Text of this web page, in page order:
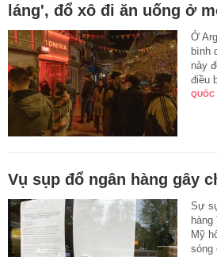
láng', đổ xô đi ăn uống ở
Ở
bình
này
điều
QUỐC
Vụ sụp đổ ngân hàng gây
Sự
Mỹ
sóng